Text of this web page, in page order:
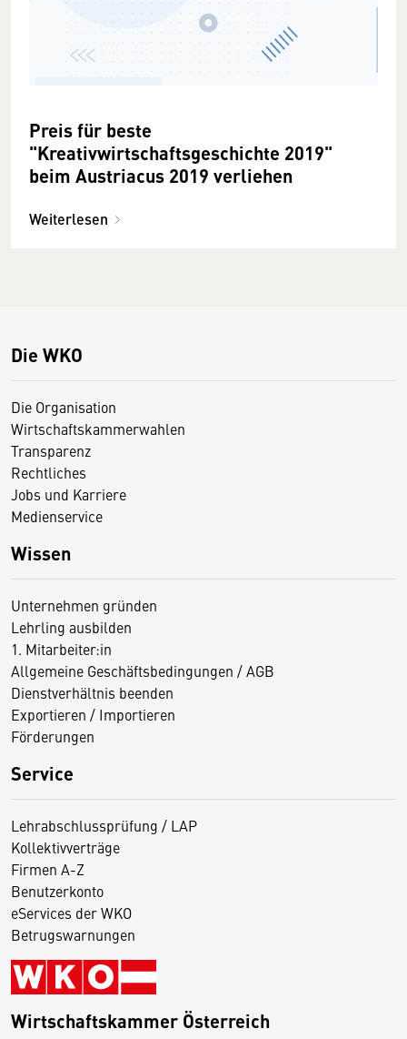
Preis für beste
"Kreativwirtschaftsgeschichte 2019"
beim Austriacus 2019 verliehen
Weiterlesen
Die WKO
Die Organisation
Wirtschaftskammerwahlen
Transparenz
Rechtliches
Jobs und Karriere
Medienservice
Wissen
Unternehmen gründen
Lehrling ausbilden
1. Mitarbeiter:in
Allgemeine Geschäftsbedingungen / AGB
Dienstverhältnis beenden
Exportieren / Importieren
Förderungen
Service
Lehrabschlussprüfung / LAP
Kollektivverträge
Firmen A-Z
Benutzerkonto
eServices der WKO
Betrugswarnungen
Wirtschaftskammer Österreich